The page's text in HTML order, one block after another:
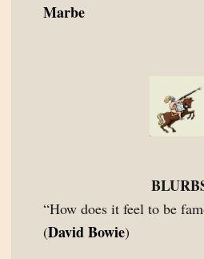
Marbe
“How does it feel to be
(David Bowie)